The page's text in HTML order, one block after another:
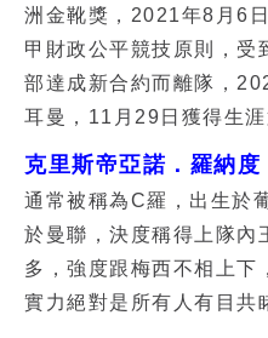
洲金靴獎，2021年8月6
甲財政公平競技原則，受
部達成新合約而離隊，
耳曼，11月29日獲得生涯
克里斯帝亞諾．羅納度
通常被稱為C羅，出生於
於曼聯，決度稱得上隊內
多，強度跟梅西不相上下
實力絕對是所有人有目共